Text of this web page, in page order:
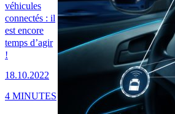
véhicules
connectés : il
est encore
temps d’agir
!
18.10.2022
4 MINUTES